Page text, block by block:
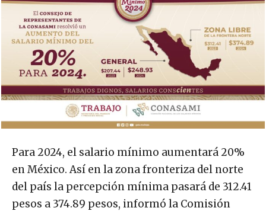
Para 2024, el salario mínimo aumentará 20%
en México. Así en la zona fronteriza del norte
del país la percepción mínima pasará de 312.41
pesos a 374.89 pesos, informó la Comisión